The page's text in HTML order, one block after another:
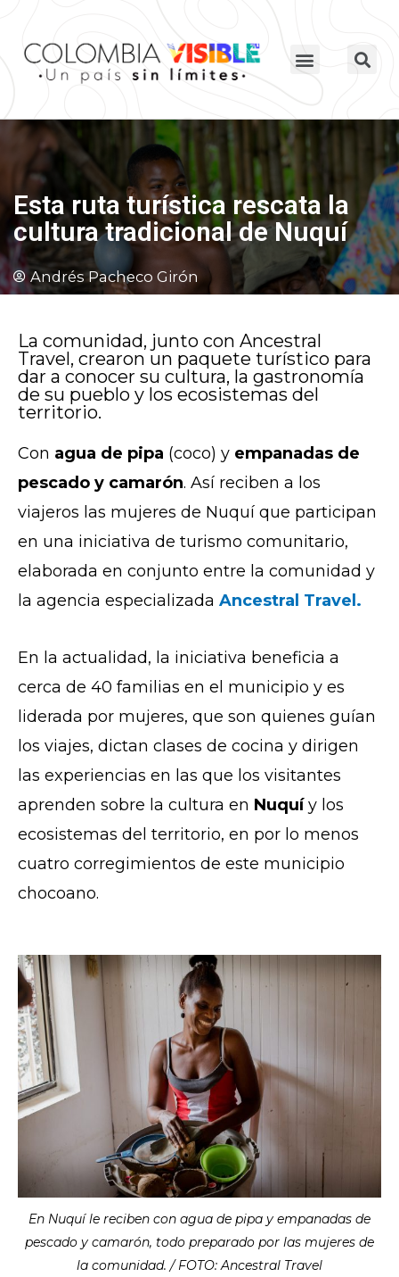
Esta ruta turística rescata la
cultura tradicional de Nuquí
Andrés Pacheco Girón
La comunidad, junto con Ancestral
Travel, crearon un paquete turístico para
dar a conocer su cultura, la gastronomía
de su pueblo y los ecosistemas del
territorio.
Con agua de pipa (coco) y empanadas de
pescado y camarón. Así reciben a los
viajeros las mujeres de Nuquí que participan
en una iniciativa de turismo comunitario,
elaborada en conjunto entre la comunidad y
la agencia especializada Ancestral Travel.
En la actualidad, la iniciativa beneficia a
cerca de 40 familias en el municipio y es
liderada por mujeres, que son quienes guían
los viajes, dictan clases de cocina y dirigen
las experiencias en las que los visitantes
aprenden sobre la cultura en Nuquíy los
ecosistemas del territorio, en por lo menos
cuatro corregimientos de este municipio
chocoano.
En Nuquí le reciben con agua de pipa y empanadas de
pescado y camarón, todo preparado por las mujeres de
la comunidad. / FOTO: Ancestral Travel